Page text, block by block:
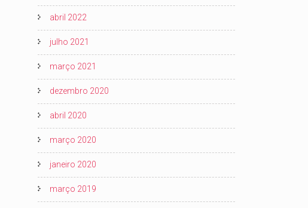
abril 2022
julho 2021
março 2021
dezembro 2020
abril 2020
março 2020
janeiro 2020
março 2019